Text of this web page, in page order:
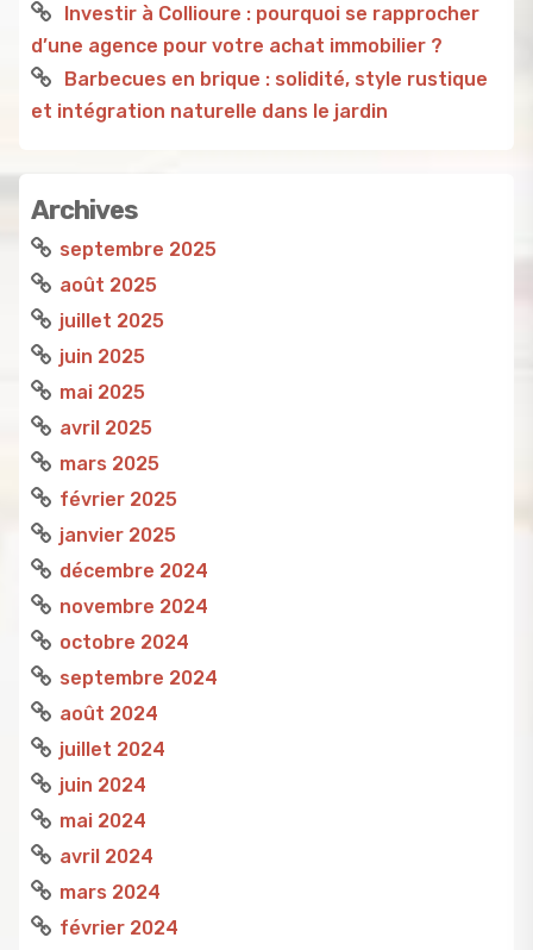
Investir à Collioure : pourquoi se rapprocher
d’une agence pour votre achat immobilier ?
Barbecues en brique : solidité, style rustique
et intégration naturelle dans le jardin
Archives
septembre 2025
août 2025
juillet 2025
juin 2025
mai 2025
avril 2025
mars 2025
février 2025
janvier 2025
décembre 2024
novembre 2024
octobre 2024
septembre 2024
août 2024
juillet 2024
juin 2024
mai 2024
avril 2024
mars 2024
février 2024